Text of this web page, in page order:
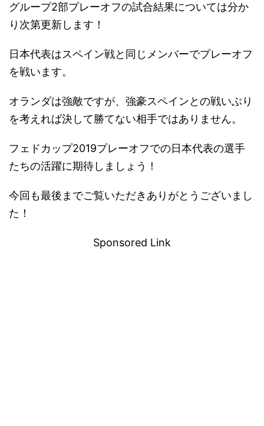
グループ2部プレーオフの試合結果については分か
り次第更新します！
日本代表はスペイン戦と同じメンバーでプレーオフ
を戦います。
オランダは強敵ですが、強豪スペインとの戦いぶり
を考えれば決して勝てない相手ではありません。
フェドカップ2019プレーオフでの日本代表の選手
たちの活躍に期待しましょう！
今回も最後までご覧いただきありがとうございまし
た！
Sponsored Link